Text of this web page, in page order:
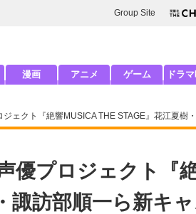
Group Site
漫画 アニメ ゲーム ドラ
ェクト『絶響MUSICA THE STAGE』花江夏樹
優プロジェクト『
諏訪部順一ら新キャ